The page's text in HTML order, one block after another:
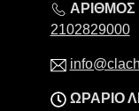
2102829000
ΩΡΑΡΙΟ